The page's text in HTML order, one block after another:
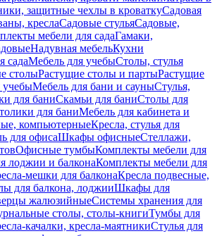
защитные чехлы в кроваткуСадовая
креслаСадовые стульяСадовые,
мебели для садаГамаки,
Надувная мебельКухни
садаМебель для учебыСтолы, стулья
столыРастущие столы и партыРастущие
учебыМебель для бани и сауныСтулья,
для баниСкамьи для баниСтолы для
для баниМебель для кабинета и
компьютерныеКресла, стулья для
для офисаШкафы офисныеСтеллажи,
Офисные тумбыКомплекты мебели для
лоджии и балконаКомплекты мебели для
мешки для балконаКресла подвесные,
для балкона, лоджииШкафы для
жалюзийныеСистемы хранения для
столы, столы-книгиТумбы для
качалки, кресла-маятникиСтулья для